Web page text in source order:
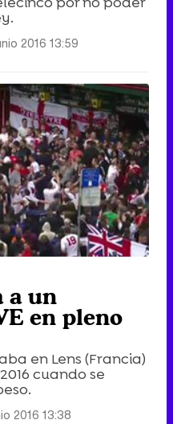
2016 13:59
a un
en pleno
en Lens (Francia)
cuando se
2016 13:38